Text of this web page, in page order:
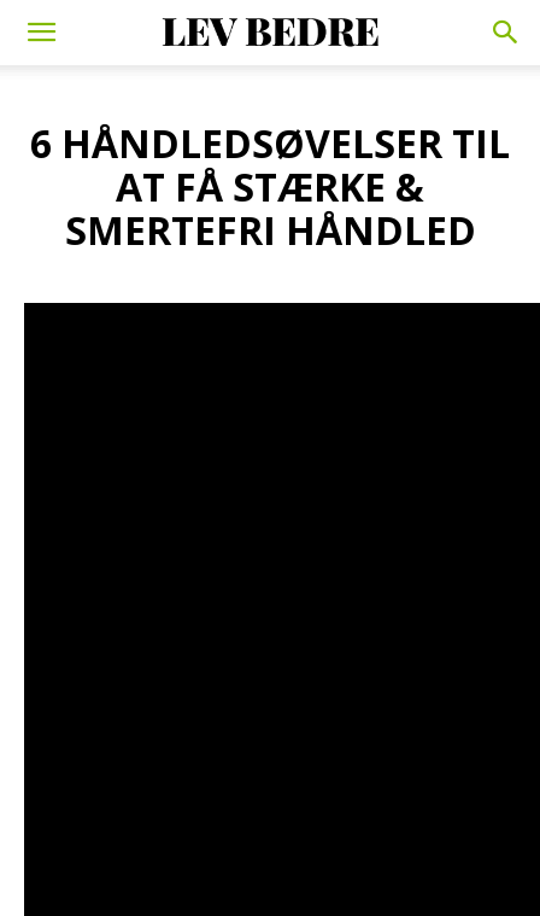
6 HÅNDLEDSØVELSER TIL
AT FÅ STÆRKE &
SMERTEFRI HÅNDLED